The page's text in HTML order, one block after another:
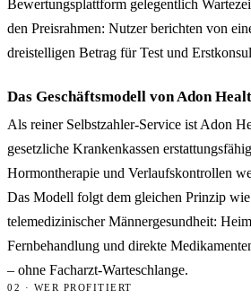
Bewertungsplattform gelegentlich
den Preisrahmen: Nutzer berichten von
dreistelligen Betrag für Test und
Das Geschäftsmodell von Adon
Als reiner Selbstzahler-Service ist Adon
gesetzliche Krankenkassen
Hormontherapie und Verlaufskontrollen
Das Modell folgt dem gleichen Prinzip
telemedizinischer Männergesundheit:
Fernbehandlung und direkte
– ohne Facharzt-Warteschlange.
02 · WER PROFITIERT